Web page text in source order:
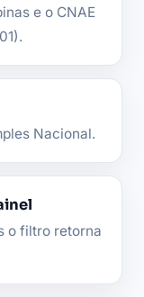
e o CNAE
Nacional.
o filtro retorna